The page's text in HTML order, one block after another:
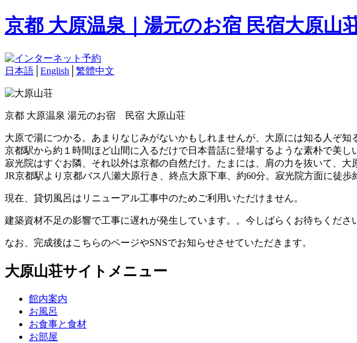
京都 大原温泉｜湯元のお宿 民宿大原山
日本語 English 繁體中文
京都 大原温泉 湯元のお宿 民宿 大原山荘
大原で湯につかる。あまりなじみがないかもしれませんが、大原には知る人ぞ知
京都駅から約１時間ほど山間に入るだけで日本昔話に登場するような素朴で美
寂光院はすぐお隣、それ以外は京都の自然だけ。たまには、肩の力を抜いて、
JR京都駅より京都バス八瀬大原行き、終点大原下車、約60分。寂光院方面に徒歩
現在、貸切風呂はリニューアル工事中のためご利用いただけません。
建築資材不足の影響で工事に遅れが発生しています。。今しばらくお待ちくださ
なお、完成後はこちらのページやSNSでお知らせさせていただきます。
大原山荘サイトメニュー
館内案内
お風呂
お食事と食材
お部屋